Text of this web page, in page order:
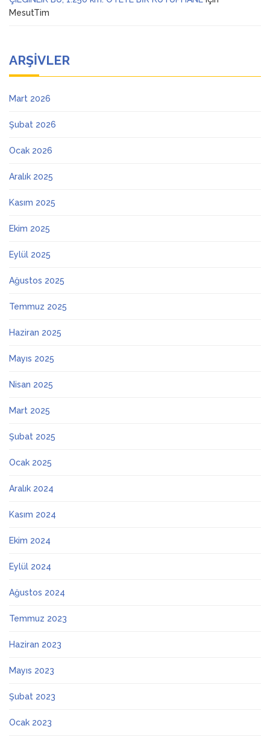
MesutTim
ARŞIVLER
Mart 2026
Şubat 2026
Ocak 2026
Aralık 2025
Kasım 2025
Ekim 2025
Eylül 2025
Ağustos 2025
Temmuz 2025
Haziran 2025
Mayıs 2025
Nisan 2025
Mart 2025
Şubat 2025
Ocak 2025
Aralık 2024
Kasım 2024
Ekim 2024
Eylül 2024
Ağustos 2024
Temmuz 2023
Haziran 2023
Mayıs 2023
Şubat 2023
Ocak 2023